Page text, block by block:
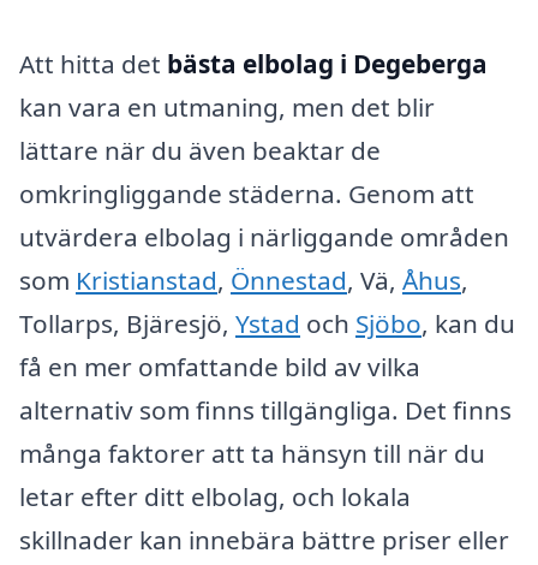
Att hitta det bästa elbolag i Degeberga
kan vara en utmaning, men det blir
lättare när du även beaktar de
omkringliggande städerna. Genom att
utvärdera elbolag i närliggande områden
som Kristianstad, Önnestad, Vä, Åhus,
Tollarps, Bjäresjö, Ystad och Sjöbo, kan du
få en mer omfattande bild av vilka
alternativ som finns tillgängliga. Det finns
många faktorer att ta hänsyn till när du
letar efter ditt elbolag, och lokala
skillnader kan innebära bättre priser eller